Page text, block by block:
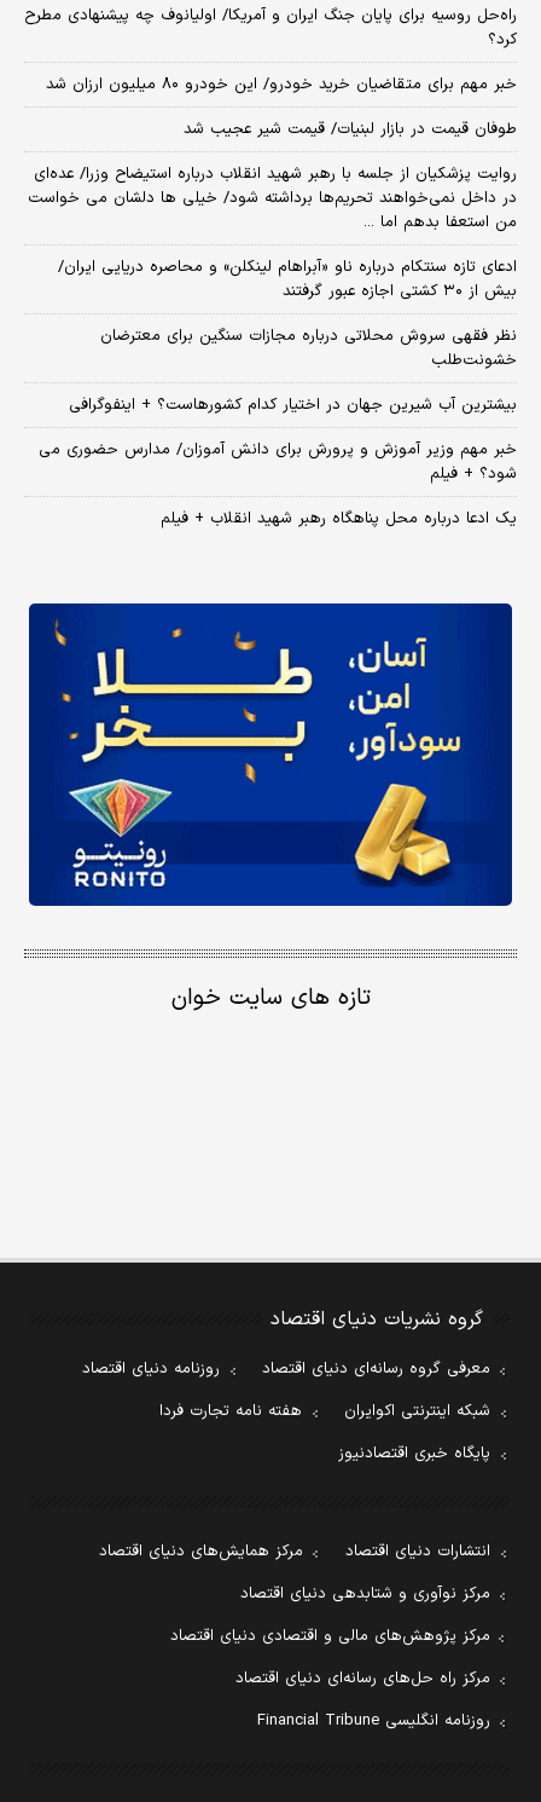
راه‌حل روسیه برای پایان جنگ ایران و آمریکا/ اولیانوف چه پیشنهادی مطرح
کرد؟
خبر مهم برای متقاضیان خرید خودرو/ این خودرو ۸۰ میلیون ارزان شد
طوفان قیمت در بازار لبنیات/ قیمت شیر عجیب شد
روایت پزشکیان از جلسه با رهبر شهید انقلاب درباره استیضاح وزرا/ عده‌ای
در داخل نمی‌خواهند تحریم‌ها برداشته شود/ خیلی ها دلشان می خواست
من استعفا بدهم اما ...
ادعای تازه سنتکام درباره ناو «آبراهام لینکلن» و محاصره دریایی ایران/
بیش از ۳۰ کشتی اجازه عبور گرفتند
نظر فقهی سروش محلاتی درباره مجازات سنگین برای معترضان
خشونت‌طلب
بیشترین آب شیرین جهان در اختیار کدام کشورهاست؟ + اینفوگرافی
خبر مهم وزیر آموزش و پرورش برای دانش آموزان/ مدارس حضوری می
شود؟ + فیلم
یک ادعا درباره محل پناهگاه‌ رهبر شهید انقلاب + فیلم
تازه های سایت خوان
گروه نشریات دنیای اقتصاد
معرفی گروه رسانه‌ای دنیای اقتصاد
روزنامه دنیای اقتصاد
شبکه اینترنتی اکوایران
هفته نامه تجارت فردا
پایگاه خبری اقتصادنیوز
انتشارات دنیای اقتصاد
مرکز همایش‌های دنیای اقتصاد
مرکز نوآوری و شتابدهی دنیای اقتصاد
مرکز پژوهش‌های مالی و اقتصادی دنیای اقتصاد
مرکز راه حل‌های رسانه‌ای دنیای اقتصاد
روزنامه انگلیسی Financial Tribune